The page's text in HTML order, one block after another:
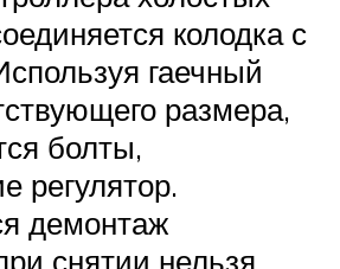
колодка с
гаечный
размера,
болты,
регулятор.
демонтаж
снятии нельзя